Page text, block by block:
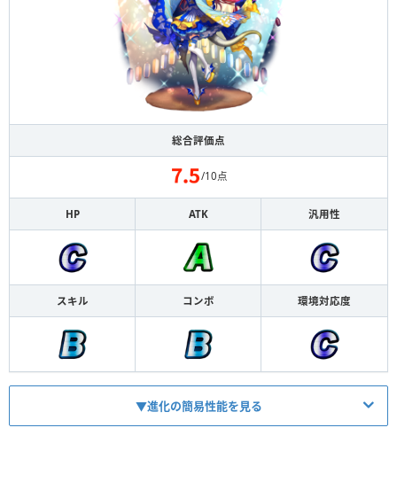
総合評価点
/10点
HP ATK 汎用性
スキル コンボ 環境対応度
▼進化の簡易性能を見る